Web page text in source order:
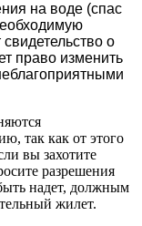
на воде (спас
о
право изменить
так как от этого
вы захотите
разрешения
надет, должным
жилет.